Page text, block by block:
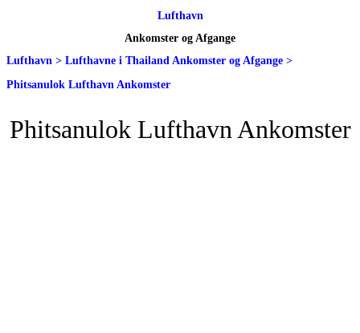
Lufthavn
Ankomster og Afgange
Lufthavn > Lufthavne i Thailand Ankomster og Afgange >
Phitsanulok Lufthavn Ankomster
Phitsanulok Lufthavn Ankomster